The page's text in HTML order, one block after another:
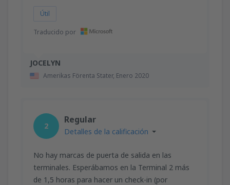
JOCELYN
Amerikas Förenta Stater, Enero 2020
Útil
Traducido por
2
Regular
Detalles de la calificación
No hay marcas de puerta de salida en las
terminales. Esperábamos en la Terminal 2 más
de 1,5 horas para hacer un check-in (por